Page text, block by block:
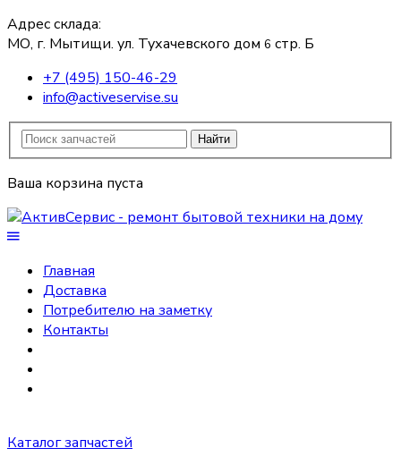
Адрес склада:
МО, г. Мытищи. ул. Тухачевского дом 6 стр. Б
+7 (495) 150-46-29
info@activeservise.su
Найти
Ваша корзина пуста
Главная
Доставка
Потребителю на заметку
Контакты
Каталог запчастей